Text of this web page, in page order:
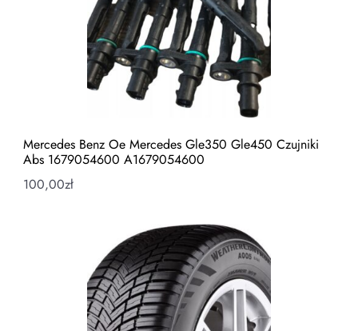
Mercedes Benz Oe Mercedes Gle350 Gle450 Czujniki
Abs 1679054600 A1679054600
100,00zł